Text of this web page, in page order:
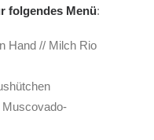
folgendes Menü:
Hand // Milch Rio
Muscovado-